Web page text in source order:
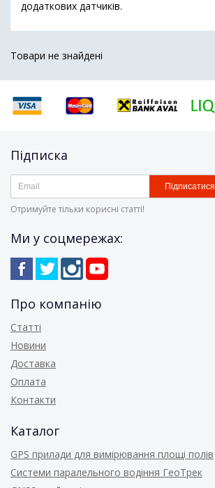
додаткових датчиків.
Товари не знайдені
Підписка
Підписатися
Отримуйте тільки корисні статті!
Ми у соцмережах:
Про компанію
Статті
Новини
Доставка
Оплата
Контакти
Каталог
GPS прилади для вимірювання площі полів
Системи паралельного водіння ГеоТрек